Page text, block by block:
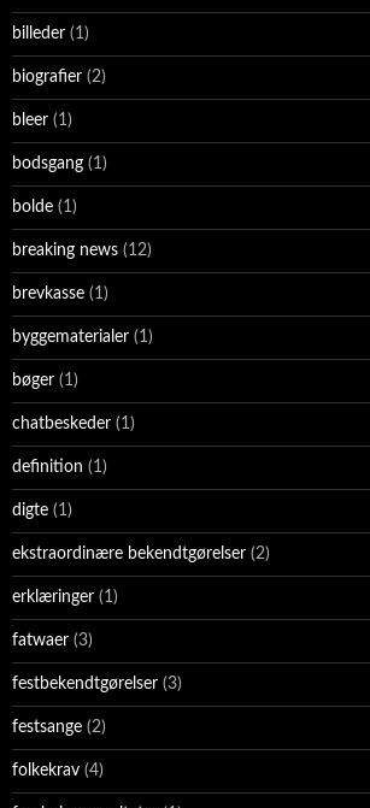
billeder (1)
biografier (2)
bleer (1)
bodsgang (1)
bolde (1)
breaking news (12)
brevkasse (1)
byggematerialer (1)
bøger (1)
chatbeskeder (1)
definition (1)
digte (1)
ekstraordinære bekendtgørelser (2)
erklæringer (1)
fatwaer (3)
festbekendtgørelser (3)
festsange (2)
folkekrav (4)